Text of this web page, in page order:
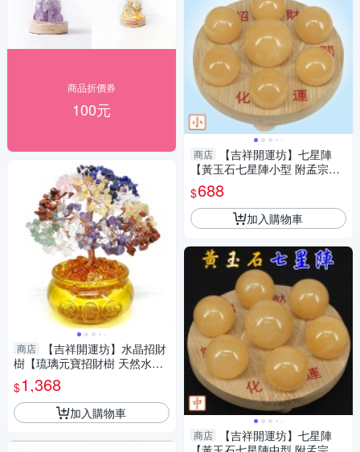
商品折價券
100元
商店
【吉祥開運坊】水晶招財
樹【琉璃元寶招財樹 天然水晶
招財樹 元寶發財樹 大型】 開光
擇日
$1,368
加入購物車
商店
【吉祥開運坊】七星陣
【黃玉石七星陣小型 附孟宗竹
底盤 開運 招財 招偏財】淨化
$688
加入購物車
商店
【吉祥開運坊】七星陣